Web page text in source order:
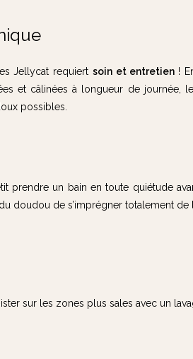
Jellycat requiert soin et entretien !
et câlinées à longueur de journée,
possibles.
un bain en toute quiétude
doudou de s’imprégner totalement
sur les zones plus sales avec un